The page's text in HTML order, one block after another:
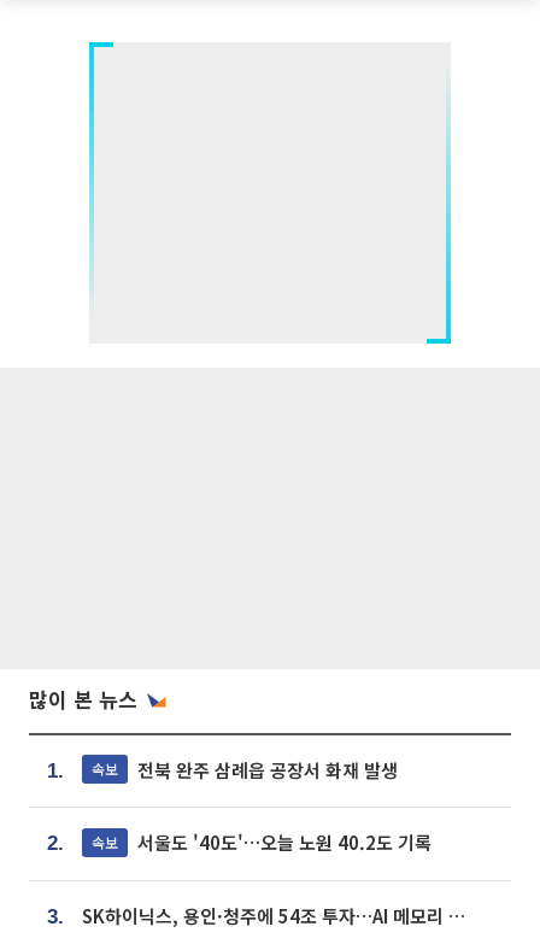
많이 본 뉴스
1. 속보 전북 완주 삼례읍 공장서 화재 발생
2. 속보 서울도 '40도'…오늘 노원 40.2도 기록
3. SK하이닉스, 용인·청주에 54조 투자…AI 메모리 생산기지 키운다